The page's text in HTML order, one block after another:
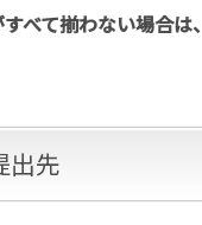
べて揃わない場合は
出先